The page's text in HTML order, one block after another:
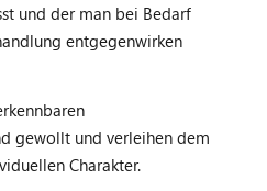
und der man bei Bedarf
entgegenwirken
gewollt und verleihen dem
Charakter.